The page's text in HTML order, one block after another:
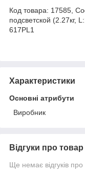
Код товара: 17585,
подсветской (2.27кг,
617PL1
Характеристики
Основні атрибути
Виробник
Відгуки про товар
Ще немає відгуків